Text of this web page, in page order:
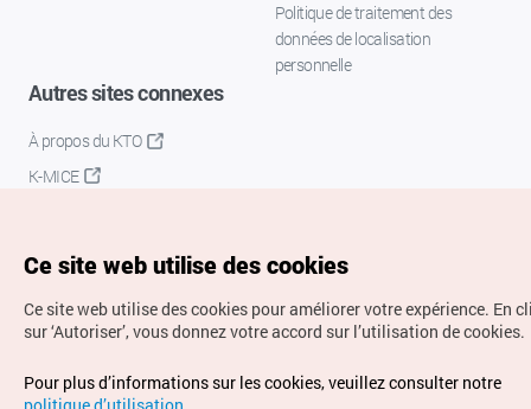
Politique de traitement des
données de localisation
personnelle
Autres sites connexes
À propos du KTO
K-MICE
Droits d’auteur (c) Office National du Tourisme en Corée.
Tous droits réservés.
Ce site web utilise des cookies
Ce site web utilise des cookies pour améliorer votre expérience. En
sur ‘Autoriser’, vous donnez votre accord sur l’utilisation de cookies.
Pour plus d’informations sur les cookies, veuillez consulter notre